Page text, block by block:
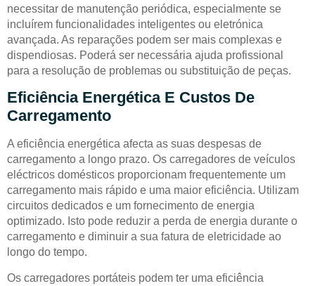
necessitar de manutenção periódica, especialmente se
incluírem funcionalidades inteligentes ou eletrónica
avançada. As reparações podem ser mais complexas e
dispendiosas. Poderá ser necessária ajuda profissional
para a resolução de problemas ou substituição de peças.
Eficiência Energética E Custos De
Carregamento
A eficiência energética afecta as suas despesas de
carregamento a longo prazo. Os carregadores de veículos
eléctricos domésticos proporcionam frequentemente um
carregamento mais rápido e uma maior eficiência. Utilizam
circuitos dedicados e um fornecimento de energia
optimizado. Isto pode reduzir a perda de energia durante o
carregamento e diminuir a sua fatura de eletricidade ao
longo do tempo.
Os carregadores portáteis podem ter uma eficiência